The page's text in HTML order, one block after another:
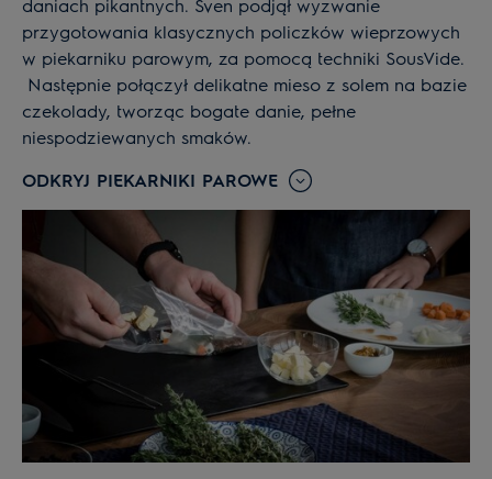
daniach pikantnych. Sven podjął wyzwanie
przygotowania klasycznych policzków wieprzowych
w piekarniku parowym, za pomocą techniki SousVide.
Następnie połączył delikatne mieso z solem na bazie
czekolady, tworząc bogate danie, pełne
niespodziewanych smaków.
ODKRYJ PIEKARNIKI PAROWE